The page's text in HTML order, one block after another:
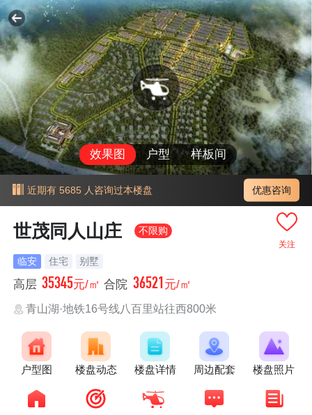
效果图 户型 样板间
近期有 5685 人咨询过本楼盘 优惠咨询
关注
世茂同人山庄 不限购
临安 住宅 别墅
高层 35345元/㎡ 合院 36521元/㎡
青山湖·地铁16号线八百里站往西800米
户型图 楼盘动态 楼盘详情 周边配套 楼盘照片